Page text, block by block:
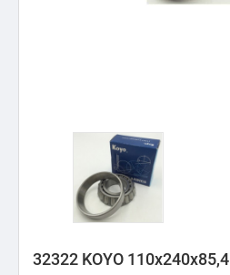
32322 KOYO 110x240x85,4